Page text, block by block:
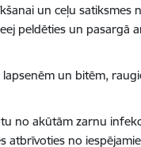
un ceļu satiksmes
peldēties un pasargā
un bitēm,
no akūtām zarnu
atbrīvoties no